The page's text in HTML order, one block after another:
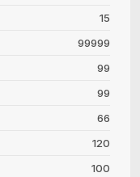
15
99999
99
99
66
120
100